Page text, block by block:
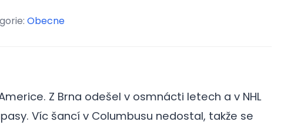
Obecne
Z Brna odešel v osmnácti letech a v NHL
Víc šancí v Columbusu nedostal, takže se